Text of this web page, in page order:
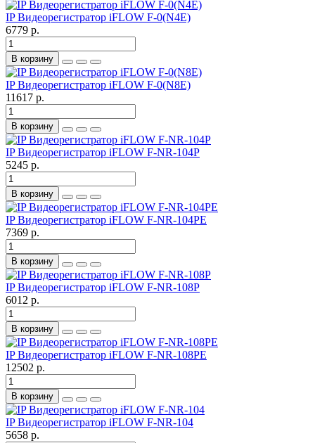
IP Видеорегистратор iFLOW F-0(N4E)
6779 р.
В корзину
IP Видеорегистратор iFLOW F-0(N8E)
11617 р.
В корзину
IP Видеорегистратор iFLOW F-NR-104P
5245 р.
В корзину
IP Видеорегистратор iFLOW F-NR-104PE
7369 р.
В корзину
IP Видеорегистратор iFLOW F-NR-108P
6012 р.
В корзину
IP Видеорегистратор iFLOW F-NR-108PE
12502 р.
В корзину
IP Видеорегистратор iFLOW F-NR-104
5658 р.